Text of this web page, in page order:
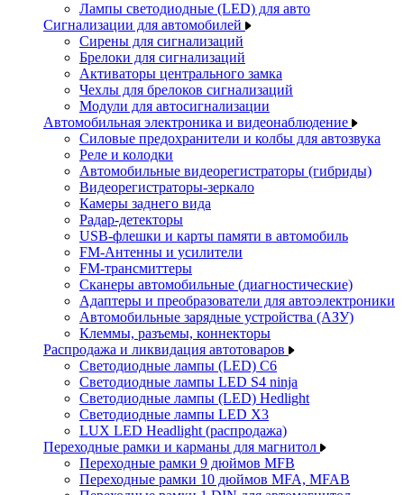
Лампы светодиодные (LED) для авто
Сигнализации для автомобилей
Сирены для сигнализаций
Брелоки для сигнализаций
Активаторы центрального замка
Чехлы для брелоков сигнализаций
Модули для автосигнализации
Автомобильная электроника и видеонаблюдение
Силовые предохранители и колбы для автозвука
Реле и колодки
Автомобильные видеорегистраторы (гибриды)
Видеорегистраторы-зеркало
Камеры заднего вида
Радар-детекторы
USB-флешки и карты памяти в автомобиль
FM-Антенны и усилители
FM-трансмиттеры
Сканеры автомобильные (диагностические)
Адаптеры и преобразователи для автоэлектроники
Автомобильные зарядные устройства (АЗУ)
Клеммы, разъемы, коннекторы
Распродажа и ликвидация автотоваров
Светодиодные лампы (LED) C6
Светодиодные лампы LED S4 ninja
Светодиодные лампы (LED) Hedlight
Светодиодные лампы LED X3
LUX LED Headlight (распродажа)
Переходные рамки и карманы для магнитол
Переходные рамки 9 дюймов MFB
Переходные рамки 10 дюймов MFA, MFAB